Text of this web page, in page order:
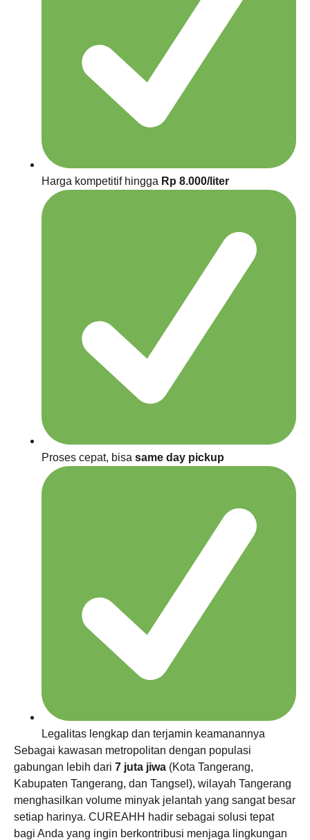
Harga kompetitif hingga Rp 8.000/liter
Proses cepat, bisa same day pickup
Legalitas lengkap dan terjamin keamanannya
Sebagai kawasan metropolitan dengan populasi
gabungan lebih dari 7 juta jiwa (Kota Tangerang,
Kabupaten Tangerang, dan Tangsel), wilayah Tangerang
menghasilkan volume minyak jelantah yang sangat besar
setiap harinya. CUREAHH hadir sebagai solusi tepat
bagi Anda yang ingin berkontribusi menjaga lingkungan